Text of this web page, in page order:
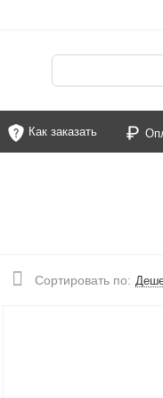
Как заказать
Сортировать по: